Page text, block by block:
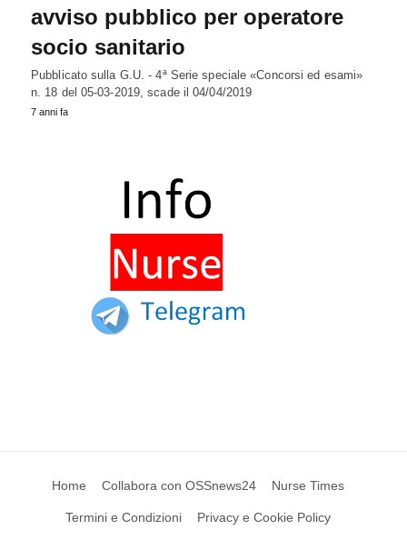
avviso pubblico per operatore
socio sanitario
Pubblicato sulla G.U. - 4ª Serie speciale «Concorsi ed esami»
n. 18 del 05-03-2019, scade il 04/04/2019
7 anni fa
Home Collabora con OSSnews24 Nurse Times
Termini e Condizioni Privacy e Cookie Policy